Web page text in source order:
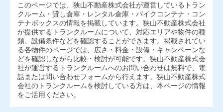
このページでは、狭山不動産株式会社が運営しているトラン
クルーム・貸し倉庫・レンタル倉庫・バイクコンテナ・コン
テナボックスの情報を掲載しています。狭山不動産株式会社
が提供するトランクルームについて、対応エリアや物件の種
類、設備条件などを確認することができます。掲載されてい
る各物件のページでは、広さ・料金・設備・キャンペーンな
どを確認しながら比較・検討が可能です。狭山不動産株式会
社が運営するトランクルームへのお問い合わせは無料で、電
話または問い合わせフォームから行えます。狭山不動産株式
会社のトランクルームを検討している方は、本ページの情報
をご活用ください。